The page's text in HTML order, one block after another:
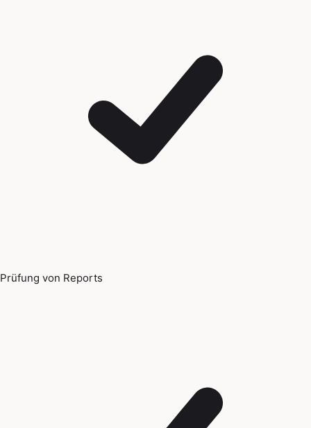
Prüfung von Reports